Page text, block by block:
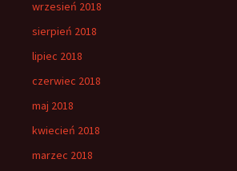
wrzesień 2018
sierpień 2018
lipiec 2018
czerwiec 2018
maj 2018
kwiecień 2018
marzec 2018